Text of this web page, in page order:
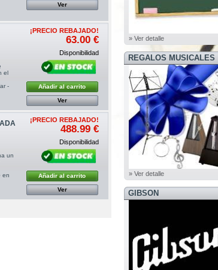
Ver
el
-
¡PRECIO REBAJADO!
63.00 €
Disponibilidad
Añadir al carrito
Ver
un
en
¡PRECIO REBAJADO!
488.99 €
Disponibilidad
Añadir al carrito
Ver
» Ver detalle
REGALOS MUSICALES
» Ver detalle
GIBSON